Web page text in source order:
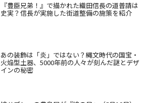
『豊臣兄弟！』で描かれた織田信長の道普請は
史実？信長が実施した街道整備の施策を紹介
あの装飾は「炎」ではない？縄文時代の国宝・
火焔型土器、5000年前の人々が刻んだ謎とデザ
インの秘密